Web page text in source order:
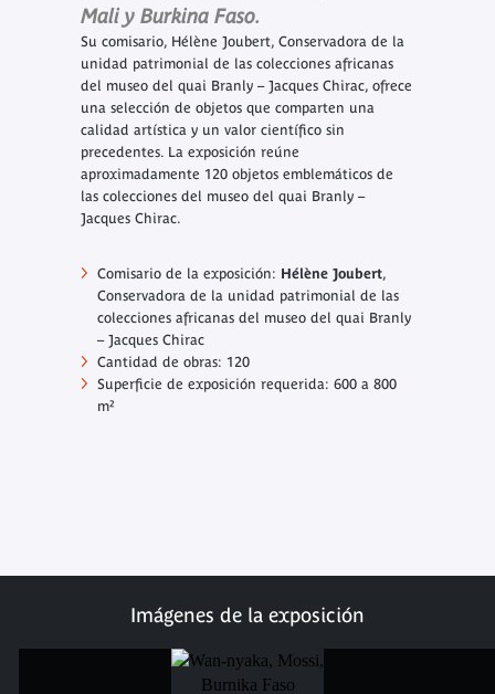
Mali y Burkina Faso.
Su comisario, Hélène Joubert, Conservadora de la
unidad patrimonial de las colecciones africanas
del museo del quai Branly – Jacques Chirac, ofrece
una selección de objetos que comparten una
calidad artística y un valor científico sin
precedentes. La exposición reúne
aproximadamente 120 objetos emblemáticos de
las colecciones del museo del quai Branly –
Jacques Chirac.
Comisario de la exposición: Hélène Joubert,
Conservadora de la unidad patrimonial de las
colecciones africanas del museo del quai Branly
– Jacques Chirac
Cantidad de obras: 120
Superficie de exposición requerida: 600 a 800
m²
Imágenes de la exposición